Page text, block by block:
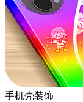
手机壳装饰